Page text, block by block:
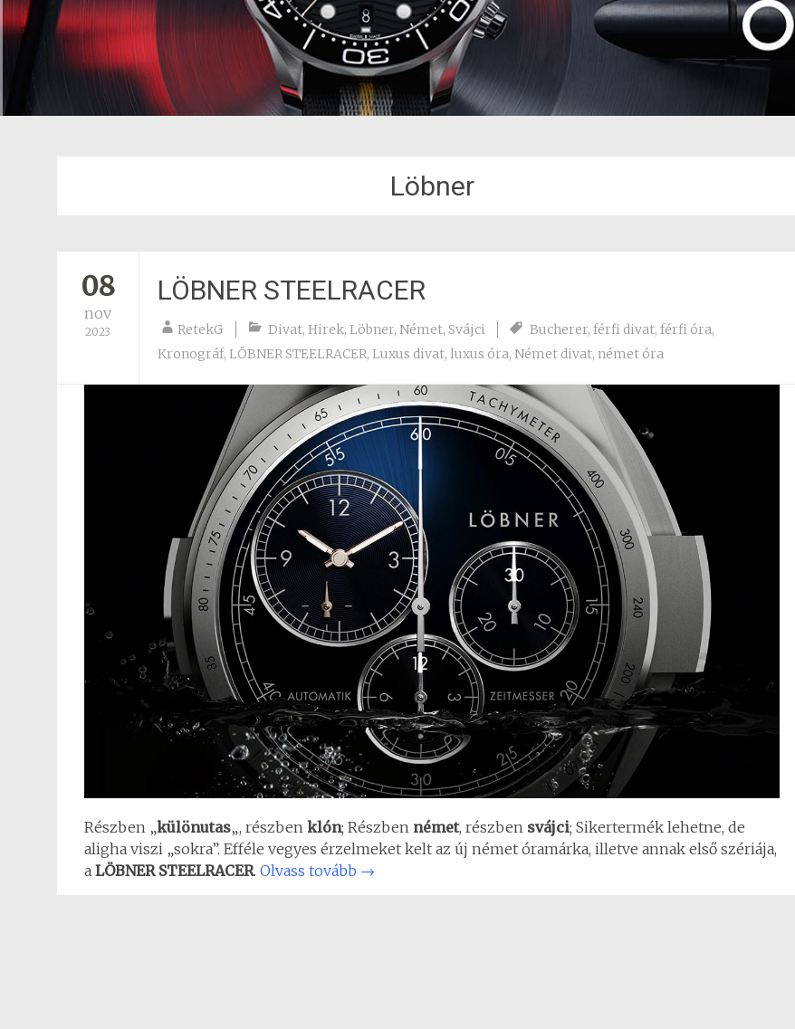
Löbner
08
nov
2023
LÖBNER STEELRACER
RetekG Divat, Hirek, Löbner, Német, Svájci Bucherer, férfi divat, férfi óra,
Kronográf, LÖBNER STEELRACER, Luxus divat, luxus óra, Német divat, német óra
Részben „különutas„, részben klón; Részben német, részben svájci; Sikertermék lehetne, de
aligha viszi „sokra”. Efféle vegyes érzelmeket kelt az új német óramárka, illetve annak első szériája,
a LÖBNER STEELRACER. Olvass tovább →